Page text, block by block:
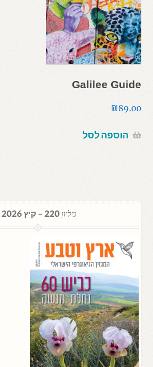
Galilee Guide
₪89.00
הוספה לסל
גיליון220 – קיץ 2026